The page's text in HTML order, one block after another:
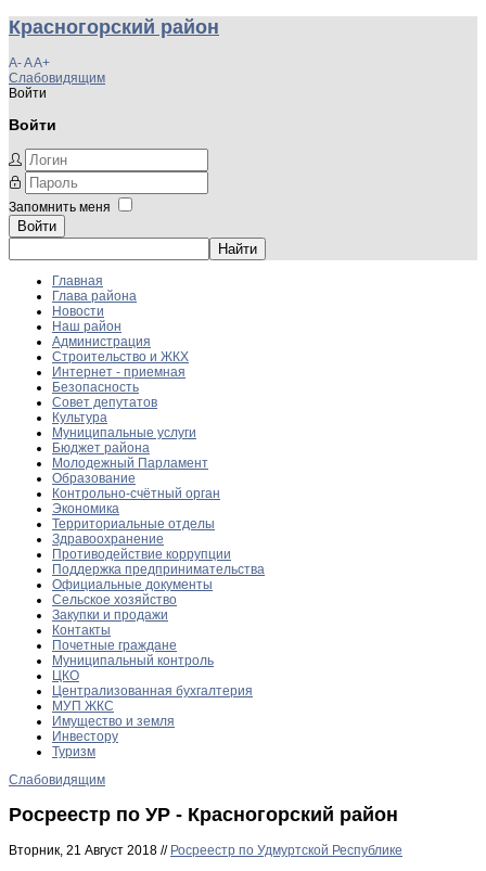
Красногорский район
A-AA+
Слабовидящим
Войти
Войти
Запомнить меня
Войти
Главная
Глава района
Новости
Наш район
Администрация
Строительство и ЖКХ
Интернет - приемная
Безопасность
Совет депутатов
Культура
Муниципальные услуги
Бюджет района
Молодежный Парламент
Образование
Контрольно-счётный орган
Экономика
Территориальные отделы
Здравоохранение
Противодействие коррупции
Поддержка предпринимательства
Официальные документы
Сельское хозяйство
Закупки и продажи
Контакты
Почетные граждане
Муниципальный контроль
ЦКО
Централизованная бухгалтерия
МУП ЖКС
Имущество и земля
Инвестору
Туризм
Слабовидящим
Росреестр по УР - Красногорский район
Вторник, 21 Август 2018 // Росреестр по Удмуртской Республике